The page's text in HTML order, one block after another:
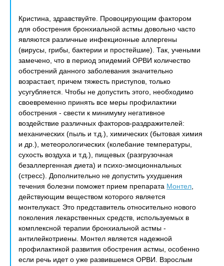
Кристина, здравствуйте. Провоцирующим фактором
для обострения бронхиальной астмы довольно часто
являются различные инфекционные аллергены
(вирусы, грибы, бактерии и простейшие). Так, учеными
замечено, что в период эпидемий ОРВИ количество
обострений данного заболевания значительно
возрастает, причем тяжесть приступов, только
усугубляется. Чтобы не допустить этого, необходимо
своевременно принять все меры профилактики
обострения - свести к минимуму негативное
воздействие различных факторов-раздражителей:
механических (пыль и т.д.), химических (бытовая химия
и др.), метеорологических (колебание температуры,
сухость воздуха и т.д.), пищевых (разгрузочная
безаллергенная диета) и психо-эмоционнальных
(стресс). Дополнительно не допустить ухудшения
течения болезни поможет прием препарата Монтел
действующим веществом которого является
монтелукаст. Это представитель относительно нового
поколения лекарственных средств, используемых в
комплексной терапии бронхиальной астмы -
антилейкотриены. Монтел является надежной
профилактикой развития обострения астмы, особенно
если речь идет о уже развившемся ОРВИ. Взрослым